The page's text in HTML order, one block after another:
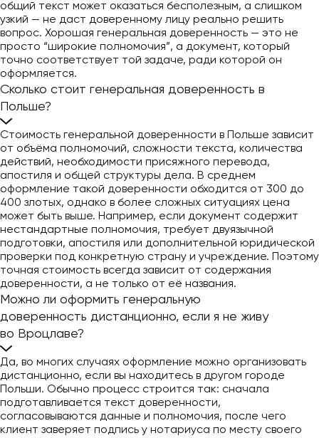
общий текст может оказаться бесполезным, а слишком
узкий — не даст доверенному лицу реально решить
вопрос. Хорошая генеральная доверенность — это не
просто “широкие полномочия”, а документ, который
точно соответствует той задаче, ради которой он
оформляется.
Сколько стоит генеральная доверенность в
Польше?
Стоимость генеральной доверенности в Польше зависит
от объёма полномочий, сложности текста, количества
действий, необходимости присяжного перевода,
апостиля и общей структуры дела. В среднем
оформление такой доверенности обходится от 300 до
400 злотых, однако в более сложных ситуациях цена
может быть выше. Например, если документ содержит
нестандартные полномочия, требует двуязычной
подготовки, апостиля или дополнительной юридической
проверки под конкретную страну и учреждение. Поэтому
точная стоимость всегда зависит от содержания
доверенности, а не только от её названия.
Можно ли оформить генеральную
доверенность дистанционно, если я не живу
во Вроцлаве?
Да, во многих случаях оформление можно организовать
дистанционно, если вы находитесь в другом городе
Польши. Обычно процесс строится так: сначала
подготавливается текст доверенности,
согласовываются данные и полномочия, после чего
клиент заверяет подпись у нотариуса по месту своего